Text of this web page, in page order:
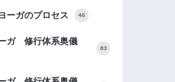
ーガのプロセス 45
ガ 修行体系奥儀
83